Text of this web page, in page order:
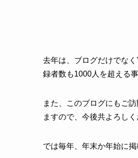
去年は、ブログだけでな
録者数も1000人を超える事
また、このブログにもご
ますので、今後共よろしく
では毎年、年末か年始に